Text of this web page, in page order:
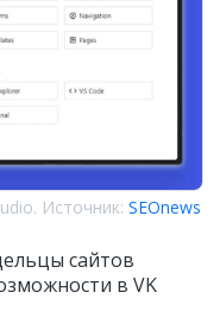
Источник: SEOnews
сайтов
в VK